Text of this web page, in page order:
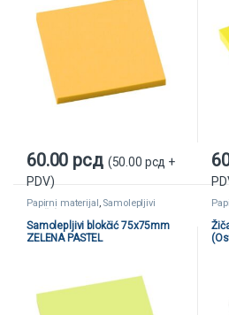
60.00 рсд (50.00 рсд +
PDV)
Papirni materijal, Samolepljivi
blokčići
Samolepljivi blokčić 75x75mm
ZELENA PASTEL